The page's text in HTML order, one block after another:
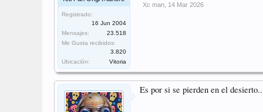
Registrado:
16 Jun 2004
Mensajes:
23.518
Me Gusta recibidos:
3.820
Ubicación:
Vitoria
Xc man 14 Mar 2026
Es por si se pierden en el